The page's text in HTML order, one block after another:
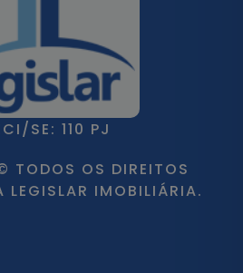
SE: 110 PJ
TODOS OS DIREITOS
LEGISLAR IMOBILIÁRIA.